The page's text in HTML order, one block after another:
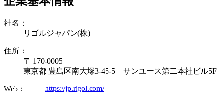
社名：
リゴルジャパン(株)
住所：
〒 170-0005
東京都 豊島区南大塚3-45-5 サンユース第二本社ビル5F
Web： https://jp.rigol.com/